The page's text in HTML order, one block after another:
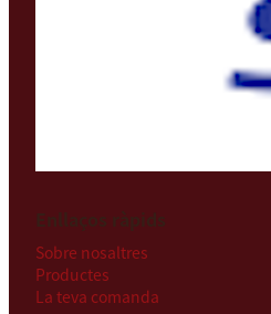
Sobre nosaltres
Productes
La teva comanda